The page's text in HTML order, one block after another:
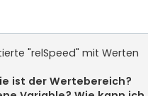
"relSpeed" mit Werten
ist der Wertebereich?